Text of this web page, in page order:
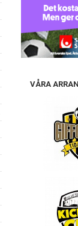
VÅRA